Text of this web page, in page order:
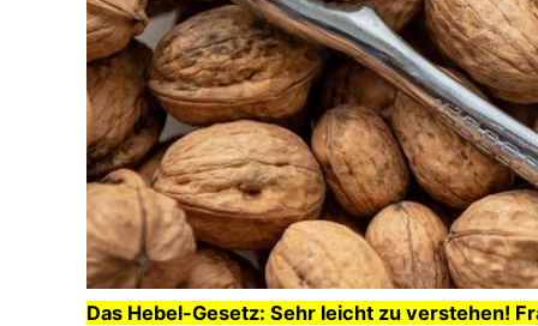
Das Hebel-Gesetz: Sehr leicht zu verstehen!